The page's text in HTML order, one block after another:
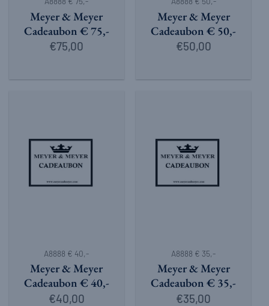
Meyer & Meyer
Cadeaubon € 75,-
€75,00
Meyer & Meyer
Cadeaubon € 50,-
€50,00
A8888 € 40,-
Meyer & Meyer
Cadeaubon € 40,-
€40,00
A8888 € 35,-
Meyer & Meyer
Cadeaubon € 35,-
€35,00